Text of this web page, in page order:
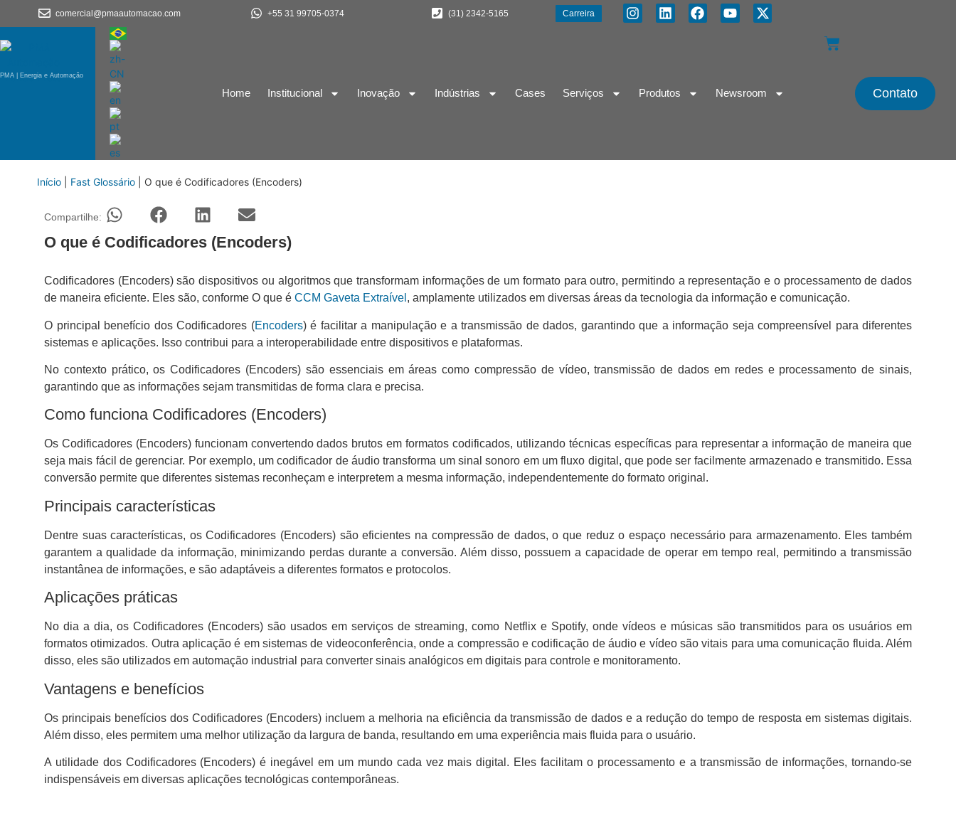
comercial@pmaautomacao.com +55 31 99705-0374 (31) 2342-5165 Carreira
PMA | Energia e Automação
Home Institucional Inovação Indústrias Cases Serviços Produtos Newsroom Contato
Início Fast Glossário O que é Codificadores (Encoders)
Compartilhe:
O que é Codificadores (Encoders)
Codificadores (Encoders) são dispositivos ou algoritmos que transformam informações de um formato para outro, permitindo a representação e o processamento de dados
de maneira eficiente. Eles são, conforme O que é CCM Gaveta Extraível , amplamente utilizados em diversas áreas da tecnologia da informação e comunicação.
O principal benefício dos Codificadores (Encoders) é facilitar a manipulação e a transmissão de dados, garantindo que a informação seja compreensível para diferentes
sistemas e aplicações. Isso contribui para a interoperabilidade entre dispositivos e plataformas.
No contexto prático, os Codificadores (Encoders) são essenciais em áreas como compressão de vídeo, transmissão de dados em redes e processamento de sinais,
garantindo que as informações sejam transmitidas de forma clara e precisa.
Como funciona Codificadores (Encoders)
Os Codificadores (Encoders) funcionam convertendo dados brutos em formatos codificados, utilizando técnicas específicas para representar a informação de maneira que
seja mais fácil de gerenciar. Por exemplo, um codificador de áudio transforma um sinal sonoro em um fluxo digital, que pode ser facilmente armazenado e transmitido. Essa
conversão permite que diferentes sistemas reconheçam e interpretem a mesma informação, independentemente do formato original.
Principais características
Dentre suas características, os Codificadores (Encoders) são eficientes na compressão de dados, o que reduz o espaço necessário para armazenamento. Eles também
garantem a qualidade da informação, minimizando perdas durante a conversão. Além disso, possuem a capacidade de operar em tempo real, permitindo a transmissão
instantânea de informações, e são adaptáveis a diferentes formatos e protocolos.
Aplicações práticas
No dia a dia, os Codificadores (Encoders) são usados em serviços de streaming, como Netflix e Spotify, onde vídeos e músicas são transmitidos para os usuários em
formatos otimizados. Outra aplicação é em sistemas de videoconferência, onde a compressão e codificação de áudio e vídeo são vitais para uma comunicação fluida. Além
disso, eles são utilizados em automação industrial para converter sinais analógicos em digitais para controle e monitoramento.
Vantagens e benefícios
Os principais benefícios dos Codificadores (Encoders) incluem a melhoria na eficiência da transmissão de dados e a redução do tempo de resposta em sistemas digitais.
Além disso, eles permitem uma melhor utilização da largura de banda, resultando em uma experiência mais fluida para o usuário.
A utilidade dos Codificadores (Encoders) é inegável em um mundo cada vez mais digital. Eles facilitam o processamento e a transmissão de informações, tornando-se
indispensáveis em diversas aplicações tecnológicas contemporâneas.